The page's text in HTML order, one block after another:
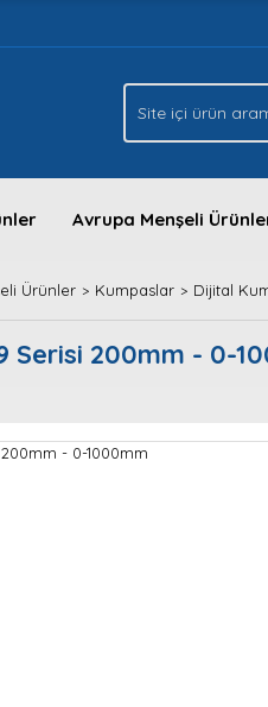
Avrupa Menşeli
Ürünler Kumpaslar Dijital
Serisi 200mm - 0-